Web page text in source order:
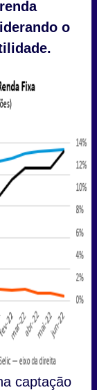
o
captação